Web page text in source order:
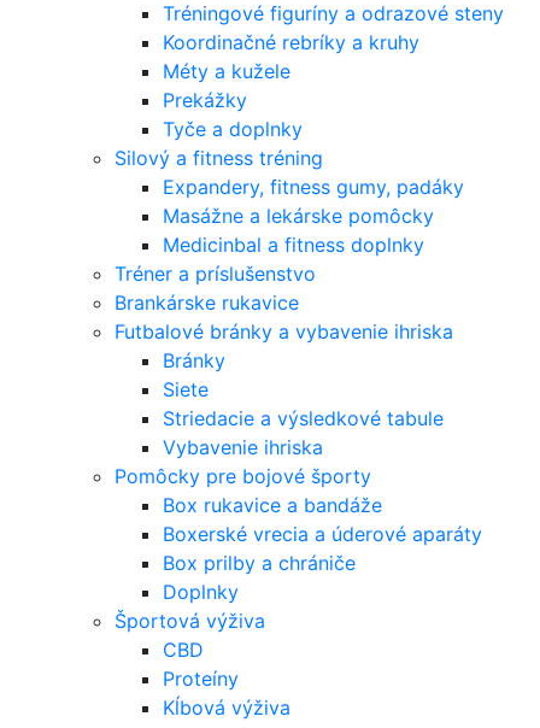
Tréningové figuríny a odrazové steny
Koordinačné rebríky a kruhy
Méty a kužele
Prekážky
Tyče a doplnky
Silový a fitness tréning
Expandery, fitness gumy, padáky
Masážne a lekárske pomôcky
Medicinbal a fitness doplnky
Tréner a príslušenstvo
Brankárske rukavice
Futbalové bránky a vybavenie ihriska
Bránky
Siete
Striedacie a výsledkové tabule
Vybavenie ihriska
Pomôcky pre bojové športy
Box rukavice a bandáže
Boxerské vrecia a úderové aparáty
Box prilby a chrániče
Doplnky
Športová výživa
CBD
Proteíny
Kĺbová výživa